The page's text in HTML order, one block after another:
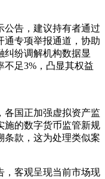
公告，建议持有者通过
通专项举报通道，协助
纠纷调解机构数据显
不足3%，凸显其权益
各国正加强虚拟资产监
施的数字货币监管新规
条款，这为处理类似案
，客观呈现当前市场现